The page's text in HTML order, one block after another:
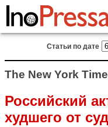
Статьи по дате
The New York
Российский
худшего от